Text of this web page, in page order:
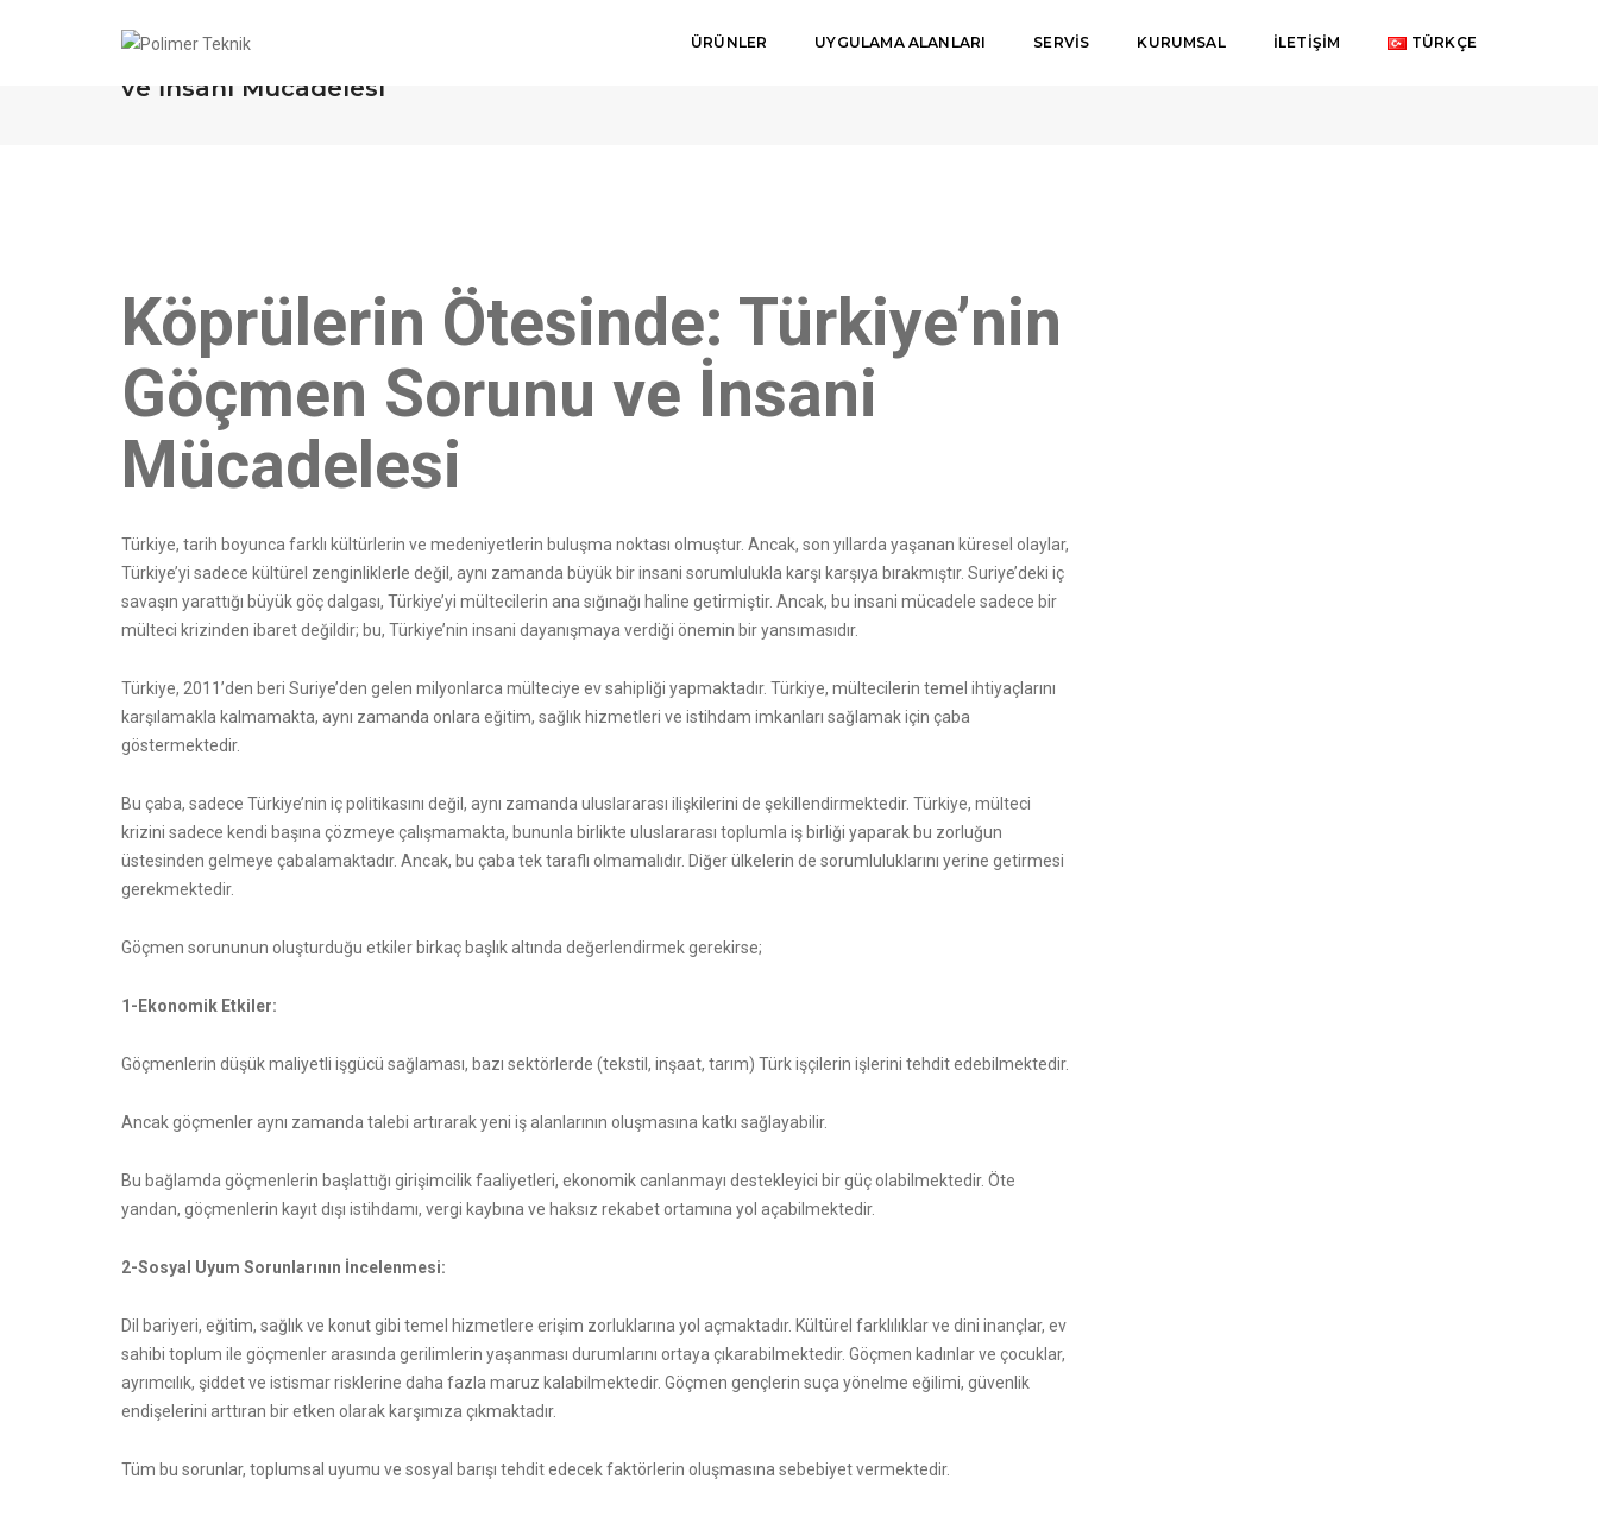
ÜRÜNLER UYGULAMA ALANLARI SERVIS KURUMSAL İLETIŞIM TÜRKÇE
Köprülerin Ötesinde: Türkiye’nin Göçmen Sorunu
ve İnsani Mücadelesi
Köprülerin Ötesinde: Türkiye’nin
Göçmen Sorunu ve İnsani
Mücadelesi
Türkiye, tarih boyunca farklı kültürlerin ve medeniyetlerin buluşma noktası olmuştur. Ancak, son yıllarda yaşanan küresel olaylar,
Türkiye’yi sadece kültürel zenginliklerle değil, aynı zamanda büyük bir insani sorumlulukla karşı karşıya bırakmıştır. Suriye’deki iç
savaşın yarattığı büyük göç dalgası, Türkiye’yi mültecilerin ana sığınağı haline getirmiştir. Ancak, bu insani mücadele sadece bir
mülteci krizinden ibaret değildir; bu, Türkiye’nin insani dayanışmaya verdiği önemin bir yansımasıdır.
Türkiye, 2011’den beri Suriye’den gelen milyonlarca mülteciye ev sahipliği yapmaktadır. Türkiye, mültecilerin temel ihtiyaçlarını
karşılamakla kalmamakta, aynı zamanda onlara eğitim, sağlık hizmetleri ve istihdam imkanları sağlamak için çaba
göstermektedir.
Bu çaba, sadece Türkiye’nin iç politikasını değil, aynı zamanda uluslararası ilişkilerini de şekillendirmektedir. Türkiye, mülteci
krizini sadece kendi başına çözmeye çalışmamakta, bununla birlikte uluslararası toplumla iş birliği yaparak bu zorluğun
üstesinden gelmeye çabalamaktadır. Ancak, bu çaba tek taraflı olmamalıdır. Diğer ülkelerin de sorumluluklarını yerine getirmesi
gerekmektedir.
Göçmen sorununun oluşturduğu etkiler birkaç başlık altında değerlendirmek gerekirse;
1-Ekonomik Etkiler:
Göçmenlerin düşük maliyetli işgücü sağlaması, bazı sektörlerde (tekstil, inşaat, tarım) Türk işçilerin işlerini tehdit edebilmektedir.
Ancak göçmenler aynı zamanda talebi artırarak yeni iş alanlarının oluşmasına katkı sağlayabilir.
Bu bağlamda göçmenlerin başlattığı girişimcilik faaliyetleri, ekonomik canlanmayı destekleyici bir güç olabilmektedir. Öte
yandan, göçmenlerin kayıt dışı istihdamı, vergi kaybına ve haksız rekabet ortamına yol açabilmektedir.
2-Sosyal Uyum Sorunlarının İncelenmesi:
Dil bariyeri, eğitim, sağlık ve konut gibi temel hizmetlere erişim zorluklarına yol açmaktadır. Kültürel farklılıklar ve dini inançlar, ev
sahibi toplum ile göçmenler arasında gerilimlerin yaşanması durumlarını ortaya çıkarabilmektedir. Göçmen kadınlar ve çocuklar,
ayrımcılık, şiddet ve istismar risklerine daha fazla maruz kalabilmektedir. Göçmen gençlerin suça yönelme eğilimi, güvenlik
endişelerini arttıran bir etken olarak karşımıza çıkmaktadır.
Tüm bu sorunlar, toplumsal uyumu ve sosyal barışı tehdit edecek faktörlerin oluşmasına sebebiyet vermektedir.